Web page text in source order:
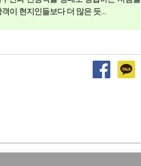
이 현지인들보다 더 많은 듯...